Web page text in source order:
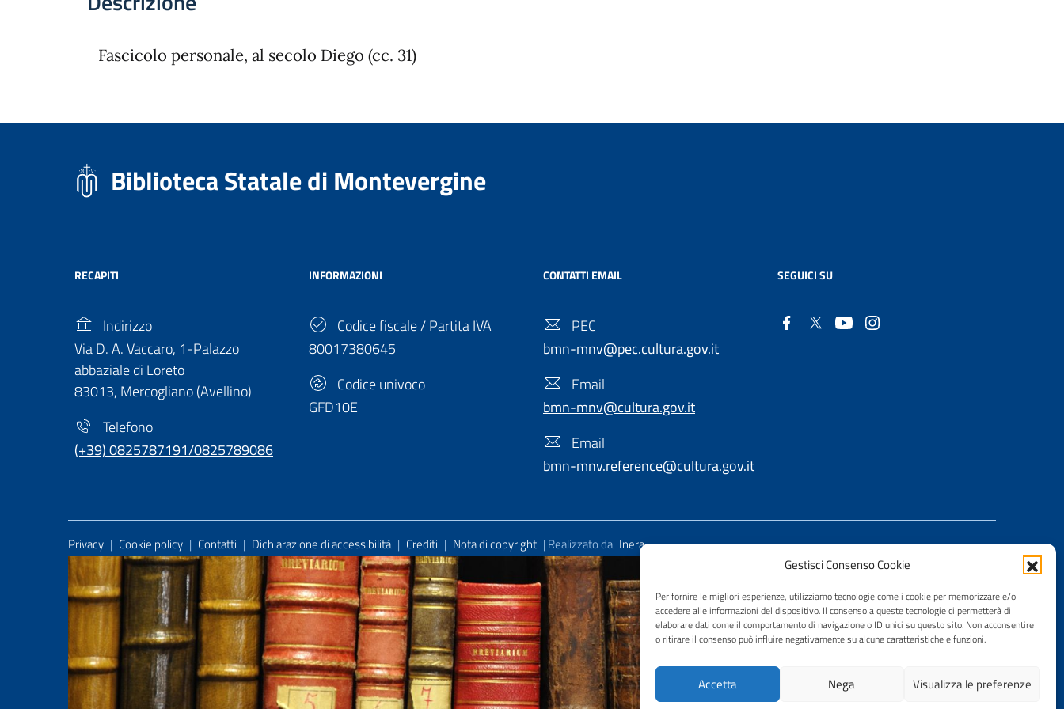
Gestisci Consenso Cookie
Per fornire le migliori esperienze, utilizziamo tecnologie come i cookie per memorizzare e/o
accedere alle informazioni del dispositivo. Il consenso a queste tecnologie ci permetterà di
elaborare dati come il comportamento di navigazione o ID unici su questo sito. Non acconsentire
o ritirare il consenso può influire negativamente su alcune caratteristiche e funzioni.
Accetta Nega Visualizza le preferenze
Fascicolo personale, al secolo Diego (cc. 31)
Biblioteca Statale di Montevergine
RECAPITI
Indirizzo
Via D. A. Vaccaro, 1-Palazzo
abbaziale di Loreto
83013, Mercogliano (Avellino)
Telefono
(+39) 0825787191/0825789086
INFORMAZIONI
Codice fiscale / Partita IVA
80017380645
Codice univoco
GFD10E
CONTATTI EMAIL
PEC
bmn-mnv@pec.cultura.gov.it
Email
bmn-mnv@cultura.gov.it
Email
bmn-mnv.reference@cultura.gov.it
SEGUICI SU
Useful Links Section
Privacy | Cookie policy | Contatti | Dichiarazione di accessibilità | Crediti | Nota di copyright | Realizzato da Inera